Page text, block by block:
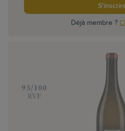
Déjà membre ?
‍93/100
RVF